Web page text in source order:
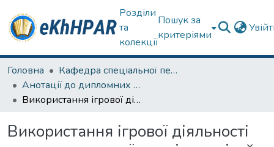
Розділи
та
колекції
Пошук за
критеріями
Головна
Кафедра спеціальної педагогіки і психології та інклюзивної освіти
Анотації до дипломних робіт
Використання ігрової діяльності на уроках ручної праці для дітей молодшого шкільного віку з порушеннями інтелектуального розвитку
Використання ігрової діяльності